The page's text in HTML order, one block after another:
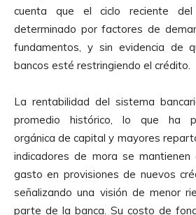
cuenta que el ciclo reciente
determinado por factores de
fundamentos, y sin evidencia de
bancos esté restringiendo el crédito.
La rentabilidad del sistema
promedio histórico, lo que ha
orgánica de capital y mayores
indicadores de mora se
gasto en provisiones de nuevos
señalizando una visión de menor
parte de la banca. Su costo de